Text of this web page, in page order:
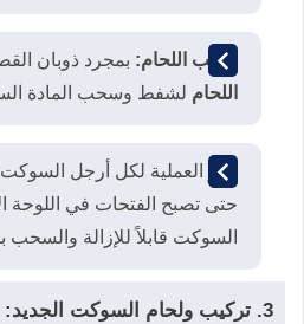
سحب اللحام: بمجرد ذوبان
اللحام لشفط وسحب المادة
كرر العملية لكل أرجل
حتى تصبح الفتحات في اللوحة
السوكت قابلاً للإزالة والسحب
3. تركيب ولحام السوكت الجديد: